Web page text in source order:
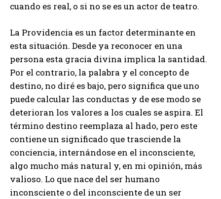
cuando es real, o si no se es un actor de teatro.
La Providencia es un factor determinante en
esta situación. Desde ya reconocer en una
persona esta gracia divina implica la santidad.
Por el contrario, la palabra y el concepto de
destino, no diré es bajo, pero significa que uno
puede calcular las conductas y de ese modo se
deterioran los valores a los cuales se aspira. El
término destino reemplaza al hado, pero este
contiene un significado que trasciende la
conciencia, internándose en el inconsciente,
algo mucho más natural y, en mi opinión, más
valioso. Lo que nace del ser humano
inconsciente o del inconsciente de un ser